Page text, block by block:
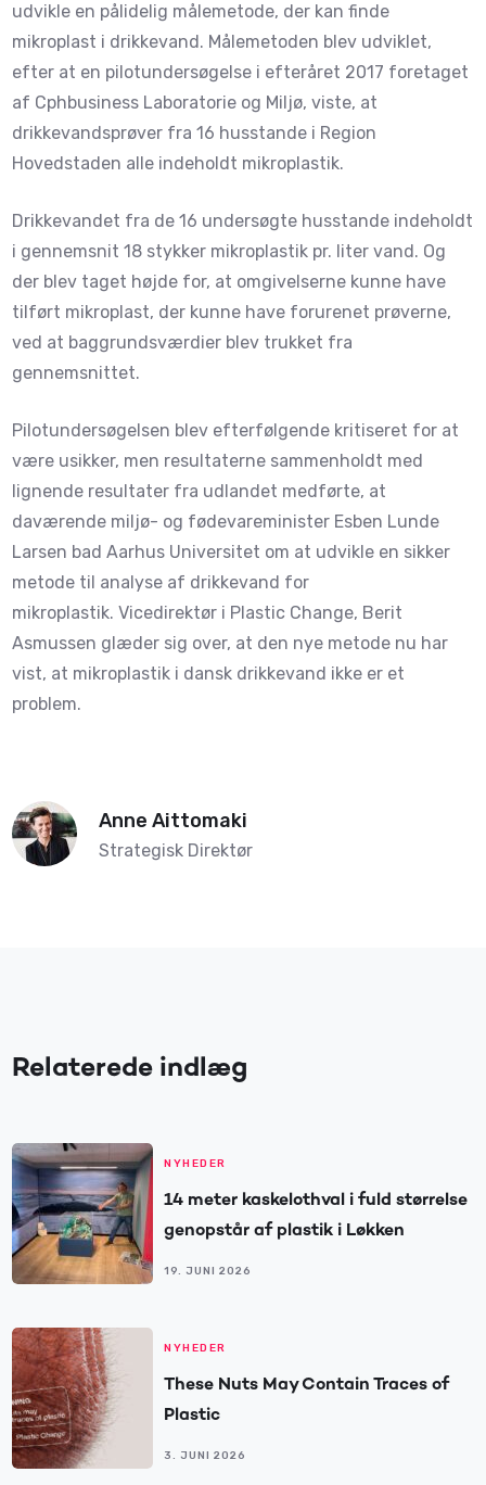
udvikle en pålidelig målemetode, der kan finde
mikroplast i drikkevand. Målemetoden blev udviklet,
efter at en pilotundersøgelse i efteråret 2017 foretaget
af Cphbusiness Laboratorie og Miljø, viste, at
drikkevandsprøver fra 16 husstande i Region
Hovedstaden alle indeholdt mikroplastik.
Drikkevandet fra de 16 undersøgte husstande indeholdt
i gennemsnit 18 stykker mikroplastik pr. liter vand. Og
der blev taget højde for, at omgivelserne kunne have
tilført mikroplast, der kunne have forurenet prøverne,
ved at baggrundsværdier blev trukket fra
gennemsnittet.
Pilotundersøgelsen blev efterfølgende kritiseret for at
være usikker, men resultaterne sammenholdt med
lignende resultater fra udlandet medførte, at
daværende miljø- og fødevareminister Esben Lunde
Larsen bad Aarhus Universitet om at udvikle en sikker
metode til analyse af drikkevand for
mikroplastik. Vicedirektør i Plastic Change, Berit
Asmussen glæder sig over, at den nye metode nu har
vist, at mikroplastik i dansk drikkevand ikke er et
problem.
Anne Aittomaki
Strategisk Direktør
Relaterede indlæg
NYHEDER
14 meter kaskelothval i fuld størrelse
genopstår af plastik i Løkken
19. JUNI 2026
NYHEDER
These Nuts May Contain Traces of
Plastic
3. JUNI 2026